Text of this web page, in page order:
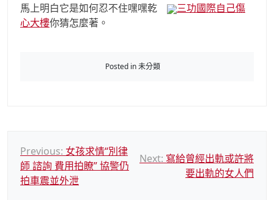
馬上明白它是如何忍不住嘿嘿乾
三功國際自己傷
心大樓你猜怎麼著。
Posted in 未分類
文
章
導
Previous: 女孩求情“別律
師 諮詢 費用拍瞭” 協警仍
拍車震並外泄
Next: 寫給曾經出軌或許將
要出軌的女人們